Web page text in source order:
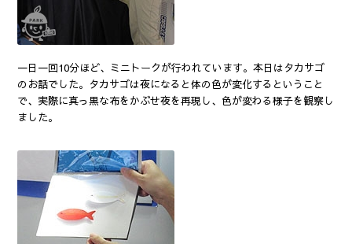
一日一回10分ほど、ミニトークが行われています。本日はタカサゴ
のお話でした。タカサゴは夜になると体の色が変化するということ
で、実際に真っ黒な布をかぶせ夜を再現し、色が変わる様子を観察し
ました。